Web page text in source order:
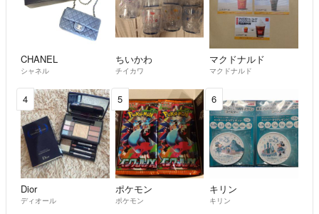
CHANEL
シャネル
ちいかわ
チイカワ
マクドナルド
マクドナルド
4
Dior
ディオール
5
ポケモン
ポケモン
6
キリン
キリン